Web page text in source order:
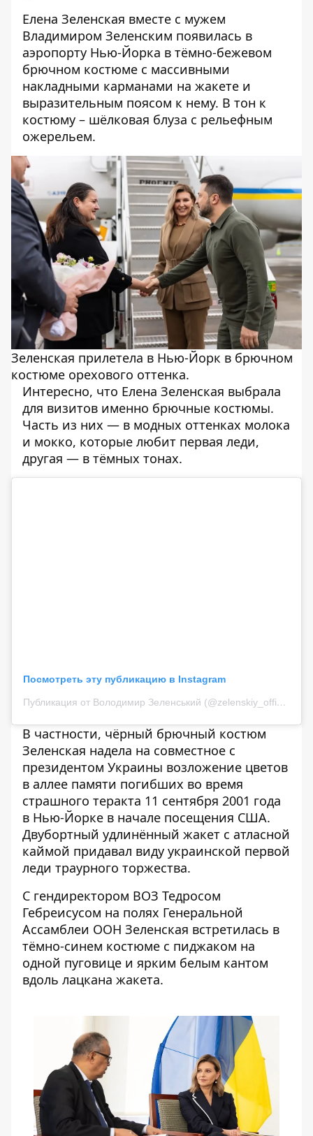
Елена Зеленская вместе с мужем
Владимиром Зеленским появилась в
аэропорту Нью-Йорка в тёмно-бежевом
брючном костюме с массивными
накладными карманами на жакете и
выразительным поясом к нему. В тон к
костюму – шёлковая блуза с рельефным
ожерельем.
Зеленская прилетела в Нью-Йорк в брючном
костюме орехового оттенка.
Интересно, что Елена Зеленская выбрала
для визитов именно брючные костюмы.
Часть из них — в модных оттенках молока
и мокко, которые любит первая леди,
другая — в тёмных тонах.
Посмотреть эту публикацию в Instagram
Публикация от Володимир Зеленський (@zelenskiy_official)
В частности, чёрный брючный костюм
Зеленская надела на совместное с
президентом Украины возложение цветов
в аллее памяти погибших во время
страшного теракта 11 сентября 2001 года
в Нью-Йорке в начале посещения США.
Двубортный удлинённый жакет с атласной
каймой придавал виду украинской первой
леди траурного торжества.
С гендиректором ВОЗ Тедросом
Гебреисусом на полях Генеральной
Ассамблеи ООН Зеленская встретилась в
тёмно-синем костюме с пиджаком на
одной пуговице и ярким белым кантом
вдоль лацкана жакета.